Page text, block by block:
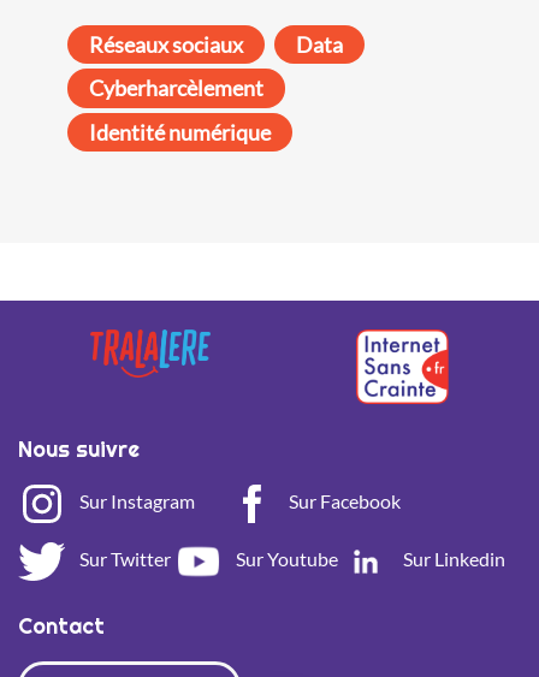
Réseaux sociaux
Data
Cyberharcèlement
Identité numérique
Contact
Nous suivre
Sur Instagram Sur Facebook
Sur Twitter Sur Youtube Sur Linkedin